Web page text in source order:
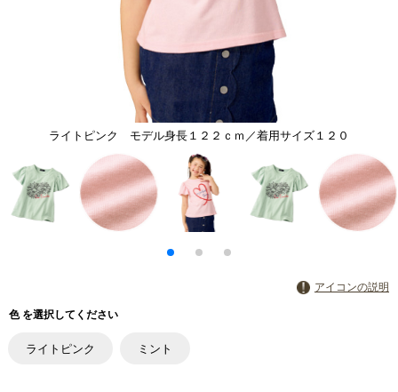
ライトピンク モデル身長１２２ｃｍ／着用サイズ１２０
アイコンの説明
色 を選択してください
ライトピンク ミント